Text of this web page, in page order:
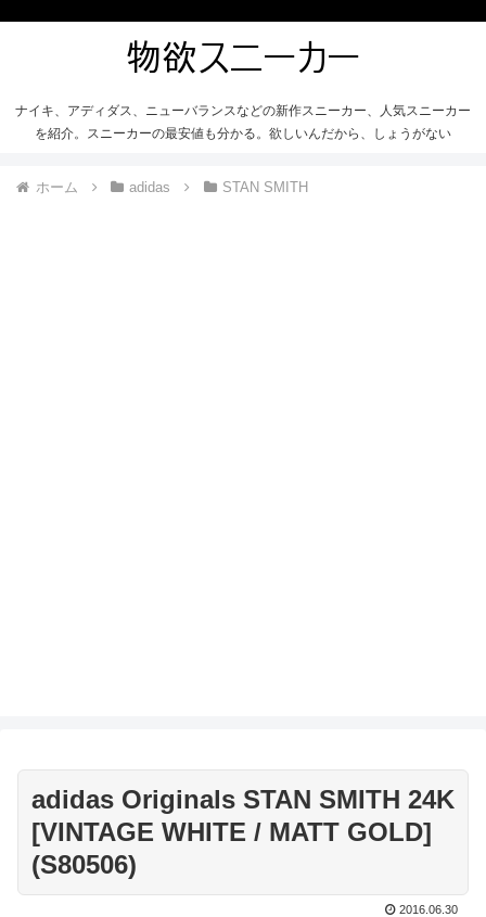
ナイキ、アディダス、ニューバランスなどの新作スニーカー、人気スニーカー
を紹介。スニーカーの最安値も分かる。欲しいんだから、しょうがない
ホーム adidas STAN SMITH
adidas Originals STAN SMITH 24K
[VINTAGE WHITE / MATT GOLD]
(S80506)
2016.06.30